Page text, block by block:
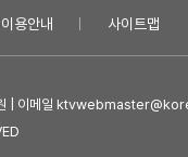
이용안내 사이트맵
원 | 이메일